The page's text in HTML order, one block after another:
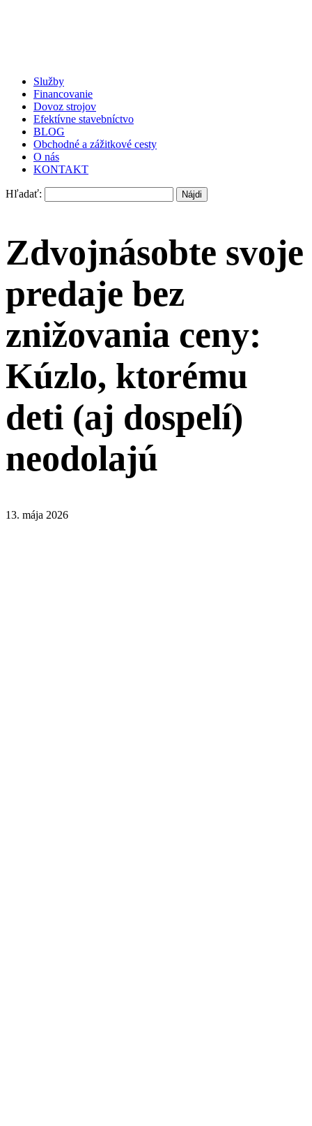
Služby
Financovanie
Dovoz strojov
Efektívne stavebníctvo
BLOG
Obchodné a zážitkové cesty
O nás
KONTAKT
Hľadať:
Zdvojnásobte svoje
predaje bez
znižovania ceny:
Kúzlo, ktorému
deti (aj dospelí)
neodolajú
13. mája 2026